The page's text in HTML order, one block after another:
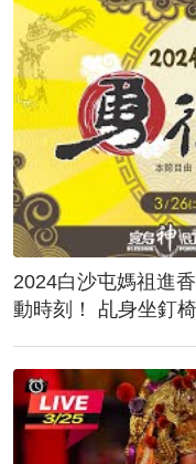
2024白沙屯媽祖進
動時刻！ 乩身坐釘